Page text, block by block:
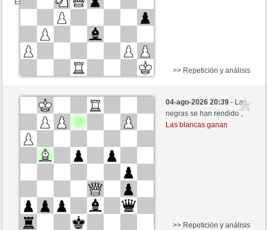
Esta partida es por puntos
Negras
Angola34 (1323) (-12)
Blancas
tecnicle (1404) (+12)
Tiempo: 10 minutes/side + 8 seconds/move
Esta partida es por puntos
>> Repetición y análisis
04-ago-2026 20:39- Las
negras se han rendido ,
Las blancas ganan
>> Repetición y análisis